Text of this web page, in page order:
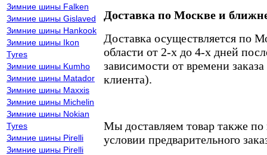
Зимние шины Falken
Зимние шины Gislaved
Зимние шины Hankook
Зимние шины Ikon
Tyres
Зимние шины Kumho
Зимние шины Matador
Зимние шины Maxxis
Зимние шины Michelin
Зимние шины Nokian
Tyres
Зимние шины Pirelli
Зимние шины Pirelli
Доставка по Москве и
Доставка осуществляется по
области от 2-х до 4-х дней
зависимости от времени
клиента).
Мы доставляем товар также
условии предварительного